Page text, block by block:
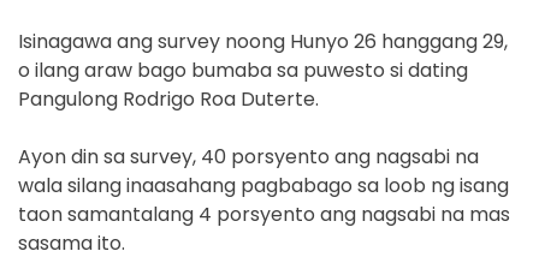
Isinagawa ang survey noong Hunyo 26 hanggang 29,
o ilang araw bago bumaba sa puwesto si dating
Pangulong Rodrigo Roa Duterte.
Ayon din sa survey, 40 porsyento ang nagsabi na
wala silang inaasahang pagbabago sa loob ng isang
taon samantalang 4 porsyento ang nagsabi na mas
sasama ito.